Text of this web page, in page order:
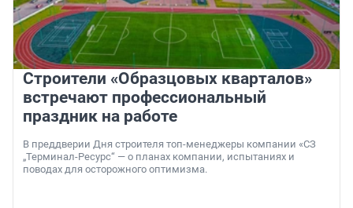
Строители «Образцовых кварталов»
встречают профессиональный
праздник на работе
В преддверии Дня строителя топ-менеджеры компании «СЗ
„Терминал-Ресурс“ — о планах компании, испытаниях и
поводах для осторожного оптимизма.